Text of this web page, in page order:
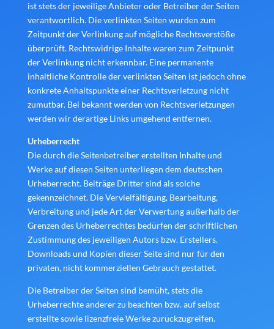
ist stets der jeweilige Anbieter oder Betreiber der Seiten
verantwortlich. Die verlinkten Seiten wurden zum
Zeitpunkt der Verlinkung auf mögliche Rechtsverstöße
überprüft. Rechtswidrige Inhalte waren zum Zeitpunkt
der Verlinkung nicht erkennbar. Eine permanente
inhaltliche Kontrolle der verlinkten Seiten ist jedoch ohne
konkrete Anhaltspunkte einer Rechtsverletzung nicht
zumutbar. Bei bekannt werden von Rechtsverletzungen
werden wir derartige Links umgehend entfernen.
Urheberrecht
Die durch die Seitenbetreiber erstellten Inhalte und
Werke auf diesen Seiten unterliegen dem deutschen
Urheberrecht. Beiträge Dritter sind als solche
gekennzeichnet. Die Vervielfältigung, Bearbeitung,
Verbreitung und jede Art der Verwertung außerhalb der
Grenzen des Urheberrechtes bedürfen der schriftlichen
Zustimmung des jeweiligen Autors bzw. Erstellers.
Downloads und Kopien dieser Seite sind nur für den
privaten, nicht kommerziellen Gebrauch gestattet.
Die Betreiber der Seiten sind bemüht, stets die
Urheberrechte anderer zu beachten bzw. auf selbst
erstellte sowie lizenzfreie Werke zurückzugreifen.